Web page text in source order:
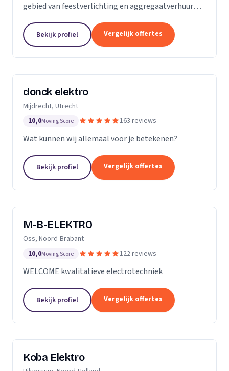
gebied van feestverlichting en aggregaatverhuur
energievoorziening van kermissen door heel
Nederland.
Bekijk profiel Vergelijk offertes
donck elektro
Mijdrecht, Utrecht
10,0Moving Score 163 reviews
Wat kunnen wij allemaal voor je betekenen?
Bekijk profiel Vergelijk offertes
M-B-ELEKTRO
Oss, Noord-Brabant
10,0Moving Score 122 reviews
WELCOME kwalitatieve electrotechniek
Bekijk profiel Vergelijk offertes
Koba Elektro